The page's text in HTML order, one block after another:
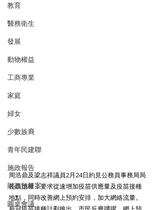
教育
醫務衛生
發展
動物權益
工商專業
家庭
婦女
少數族裔
青年民建聯
施政報告
財政預算案
圓桌會議
周浩鼎及梁志祥議員2月24日約見公務員事務局局
長聶德權，要求從速增加疫苗供應量及疫苗接種
地點，同時改善網上預約安排，加大網絡流量。